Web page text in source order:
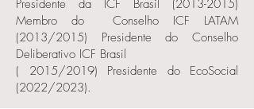
Presidente da ICF Brasil (2013-2015)
Membro do Conselho ICF LATAM
(2013/2015) Presidente do Conselho
Deliberativo ICF Brasil
( 2015/2019) Presidente do EcoSocial
(2022/2023).